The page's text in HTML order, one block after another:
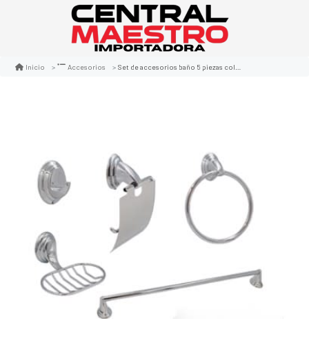
Inicio Accesorios Set de accesorios baño 5 piezas colomba